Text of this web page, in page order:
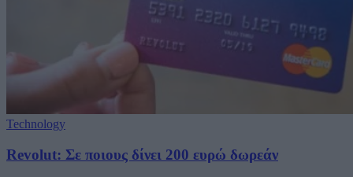
Technology
Revolut: Σε ποιους δίνει 200 ευρώ δωρεάν